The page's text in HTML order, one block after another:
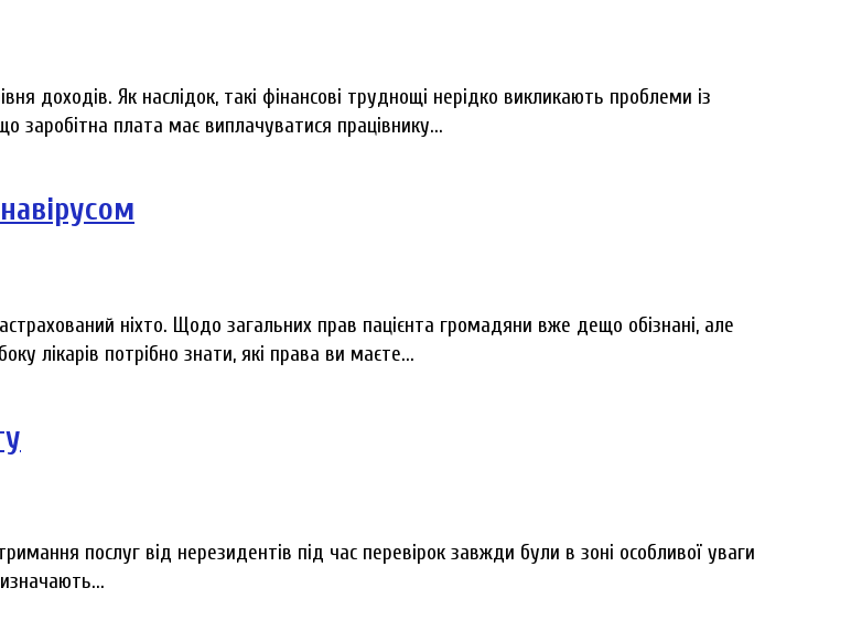
доходів. Як наслідок, такі фінансові труднощі нерідко викликають проблеми із
заробітна плата має виплачуватися працівнику...
ніхто. Щодо загальних прав пацієнта громадяни вже дещо обізнані, але
лікарів потрібно знати, які права ви маєте...
послуг від нерезидентів під час перевірок завжди були в зоні особливої уваги